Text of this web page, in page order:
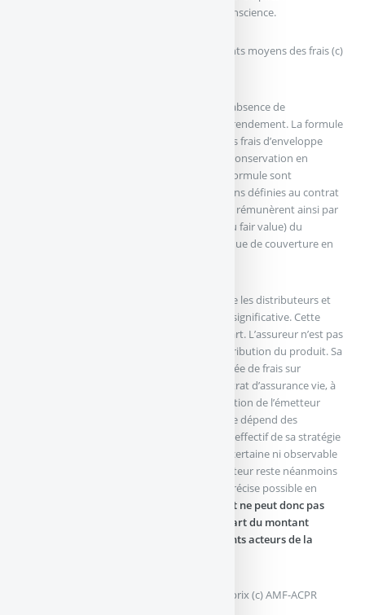
les autres, sans que l’investisseur n’en ait conscience.
Produits structurés : empilement et montants moyens des frais (c)
Les produits structurés se distinguent par l’absence de
prélèvement direct sur le nominal ou sur le rendement. La formule
est toujours exprimée sans tenir compte des frais d’enveloppe
(frais liés au contrat d’assurance-vie ou à la conservation en
compte titres) ; les montants prévus par la formule sont
effectivement versés au client si les conditions définies au contrat
sont réalisées. Emetteurs et distributeurs se rémunèrent ainsi par
une marge ajoutée à la valeur de marché (ou fair value) du
produit. L’émetteur met en place une politique de couverture en
Dans la plupart des cas, l’émetteur rémunère les distributeurs et
les assureurs en amont, de manière parfois significative. Cette
rémunération est fixe et connue dès le départ. L’assureur n’est pas
nécessairement rémunéré au titre de la distribution du produit. Sa
rémunération sera essentiellement constituée de frais sur
encours, dans le cadre de sa gestion du contrat d’assurance vie, à
l’instar des autres classes d’UC. La rémunération de l’émetteur
n’est pleinement connue qu’à l’échéance. Elle dépend des
conditions de marché futures et du résultat effectif de sa stratégie
de couverture. Cette rémunération n’est ni certaine ni observable
au moment de la commercialisation. L’émetteur reste néanmoins
tenu de communiquer l’estimation la plus précise possible en
L’épargnant ne peut donc pas
connaître, lors de son investissement, la part du montant
investi qui servira à rémunérer les différents acteurs de la
Produit structuré : décomposition du prix (c) AMF-ACPR